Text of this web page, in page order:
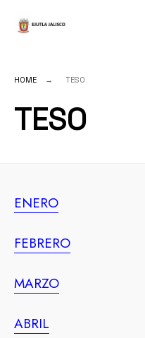
HOME TESO
TESO
ENERO
FEBRERO
MARZO
ABRIL